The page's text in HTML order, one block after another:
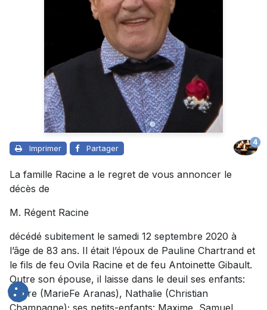
Imprimer Partager
4
La famille Racine a le regret de vous annoncer le
décès de
M. Régent Racine
décédé subitement le samedi 12 septembre 2020 à
l’âge de 83 ans. Il était l’époux de Pauline Chartrand et
le fils de feu Ovila Racine et de feu Antoinette Gibault.
Outre son épouse, il laisse dans le deuil ses enfants:
Pierre (MarieFe Aranas), Nathalie (Christian